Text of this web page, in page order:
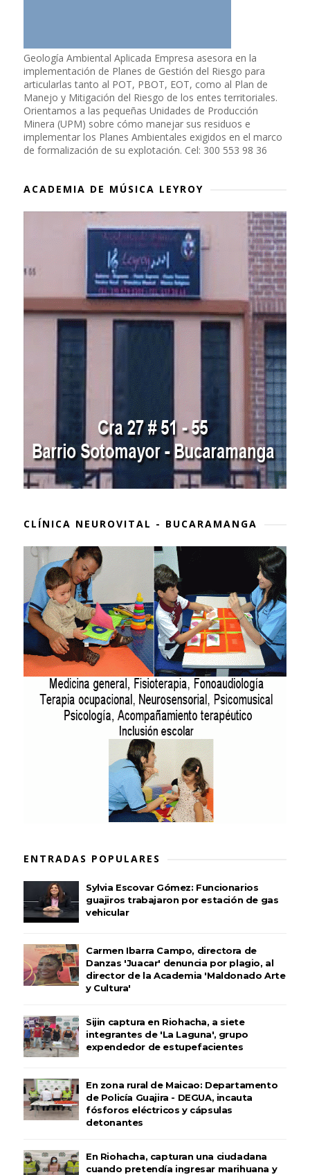
Geología Ambiental Aplicada Empresa asesora en la
implementación de Planes de Gestión del Riesgo para
articularlas tanto al POT, PBOT, EOT, como al Plan de
Manejo y Mitigación del Riesgo de los entes territoriales.
Orientamos a las pequeñas Unidades de Producción
Minera (UPM) sobre cómo manejar sus residuos e
implementar los Planes Ambientales exigidos en el marco
de formalización de su explotación. Cel: 300 553 98 36
ACADEMIA DE MÚSICA LEYROY
CLÍNICA NEUROVITAL - BUCARAMANGA
ENTRADAS POPULARES
Sylvia Escovar Gómez: Funcionarios
guajiros trabajaron por estación de gas
vehicular
Carmen Ibarra Campo, directora de
Danzas 'Juacar' denuncia por plagio, al
director de la Academia 'Maldonado Arte
y Cultura'
Sijin captura en Riohacha, a siete
integrantes de 'La Laguna', grupo
expendedor de estupefacientes
En zona rural de Maicao: Departamento
de Policía Guajira - DEGUA, incauta
fósforos eléctricos y cápsulas
detonantes
En Riohacha, capturan una ciudadana
cuando pretendía ingresar marihuana y